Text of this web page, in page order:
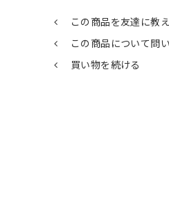
この商品を友達に教
この商品について問
買い物を続ける